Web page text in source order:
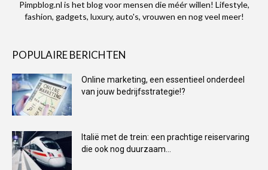
Pimpblog.nl is het blog voor mensen die méér willen! Lifestyle,
fashion, gadgets, luxury, auto's, vrouwen en nog veel meer!
POPULAIRE BERICHTEN
Online marketing, een essentieel onderdeel
van jouw bedrijfsstrategie!?
Italië met de trein: een prachtige reiservaring
die ook nog duurzaam...